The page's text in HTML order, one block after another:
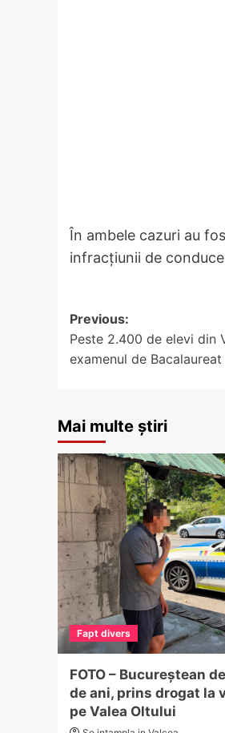
În ambele cazuri au
infracțiunii de
Post
navigation
Previous:
Peste 2.400 de elevi din
examenul de Bacalaureat
Mai multe știri
Fapt divers
FOTO – Bucureștean
de ani, prins drogat la
pe Valea Oltului